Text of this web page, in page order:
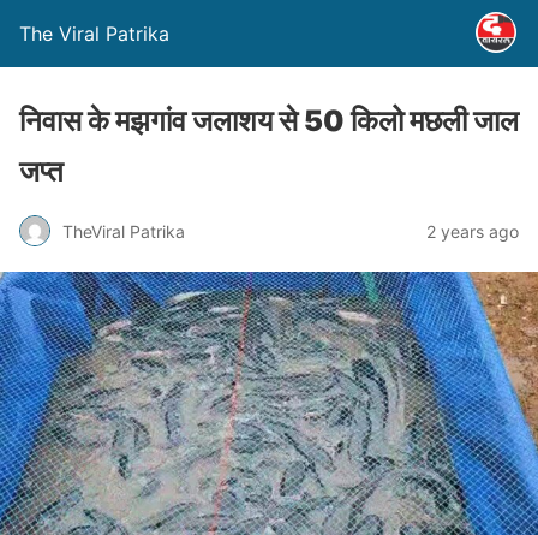
The Viral Patrika
निवास के मझगांव जलाशय से 50 किलो मछली जाल
जप्त
TheViral Patrika 2 years ago